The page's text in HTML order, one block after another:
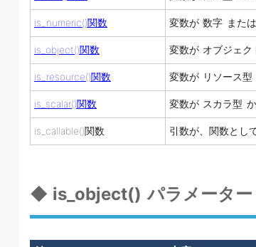
is_numeric()関数 変数が 数字 また
is_object()関数 変数が オブジェ
is_resource()関数 変数が リソース
is_scalar()関数 変数が スカラ型
is_callable()関数 引数が、関数とし
◆ is_object() パラメーター